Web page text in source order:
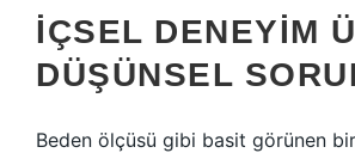
İÇSEL DENEYIM
DÜŞÜNSEL
Beden ölçüsü gibi basit görünen